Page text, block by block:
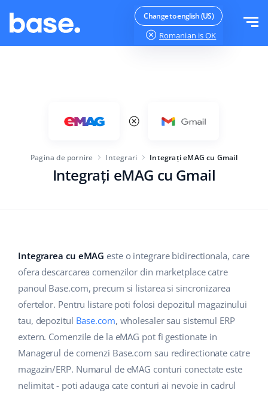
Change to english (US)
Romanian is OK
Manager produs
Managementul transporturilor
Automatizarea fluxului de lucru
Base Connect
AI pentru comerțul electronic
Base Analytics
Mărimea companiei
Pentru startup-urile
Produse pentru copii
Electronică
Piese auto
Supermarket
Suport
Blog
Servicii
Implementari de sistem
english (GB)
english (IN)
čeština
deutsch
Logheaza-te
Pagina de pornire Integrari Integrați eMAG cu Gmail
Integrați eMAG cu Gmail
Integrarea cu eMAG este o integrare bidirectionala, care
ofera descarcarea comenzilor din marketplace catre
panoul Base.com, precum si listarea si sincronizarea
ofertelor. Pentru listare poti folosi depozitul magazinului
tau, depozitul Base.com, wholesaler sau sistemul ERP
extern. Comenzile de la eMAG pot fi gestionate in
Managerul de comenzi Base.com sau redirectionate catre
magazin/ERP. Numarul de eMAG conturi conectate este
nelimitat - poti adauga cate conturi ai nevoie in cadrul